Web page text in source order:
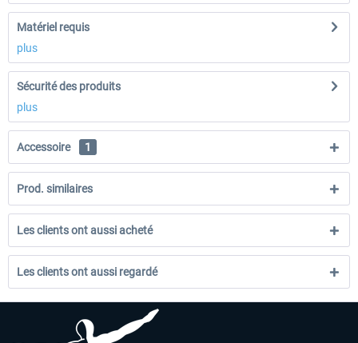
Matériel requis
plus
Sécurité des produits
plus
Accessoire 1
Prod. similaires
Les clients ont aussi acheté
Les clients ont aussi regardé